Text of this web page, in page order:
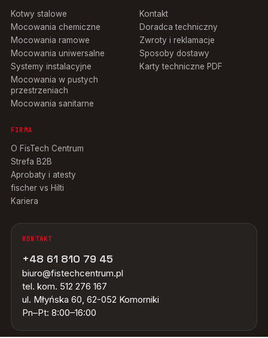
Kotwy stalowe
Mocowania chemiczne
Mocowania ramowe
Mocowania uniwersalne
Systemy instalacyjne
Mocowania w pustych
przestrzeniach
Mocowania sanitarne
Kontakt
Doradca techniczny
Zwroty i reklamacje
Sposoby dostawy
Karty techniczne PDF
FIRMA
O FisTech Centrum
Strefa B2B
Aprobaty i atesty
fischer vs Hilti
Kariera
KONTAKT
+48 61 810 79 45
biuro@fistechcentrum.pl
tel. kom. 512 276 167
ul. Młyńska 60, 62-052 Komorniki
Pn–Pt: 8:00–16:00